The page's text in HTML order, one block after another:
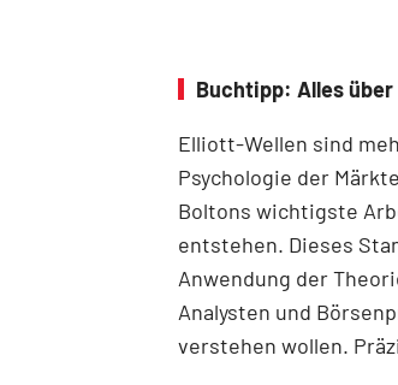
Buchtipp: Alles
Elliott-Wellen sind
Psychologie der
Boltons wichtigste
entstehen. Dieses
Anwendung der
Analysten und
verstehen wollen.